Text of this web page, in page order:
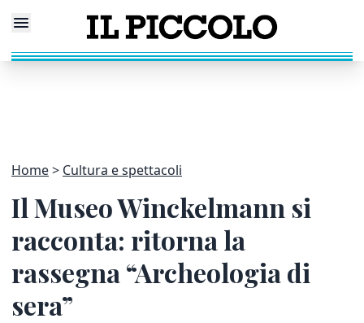
Home Cultura e spettacoli
Il Museo Winckelmann si
racconta: ritorna la
rassegna “Archeologia di
sera”